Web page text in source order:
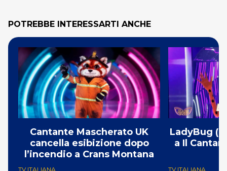
POTREBBE INTERESSARTI ANCHE
Cantante Mascherato UK
cancella esibizione dopo
l’incendio a Crans Montana
TV ITALIANA
LadyBug
a Il
TV ITALIANA